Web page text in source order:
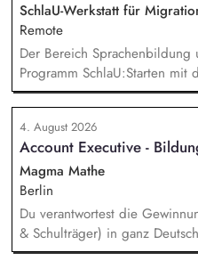
SchlaU-Werkstatt für
Remote
Der Bereich Sprachenbildung
Programm SchlaU:Starten mit
"Alphabetisierung in DaZ für
zukünftig weitere auf
mit den Schwerpunkten
rassismuskritisches
die Berufliche Bildung. Der
entwickelt in seinen Projekten
innovative
Fachkräfte mit daran
Weiterbildungsangeboten
4. August 2026
Account Executive -
Magma Mathe
Berlin
Du verantwortest die
& Schulträger) in ganz
Leadgenerierung bis zum